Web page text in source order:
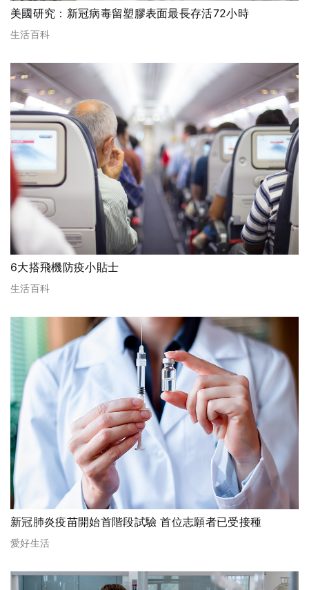
美國研究：新冠病毒留塑膠表面最長存活72小時
生活百科
6大搭飛機防疫小貼士
生活百科
新冠肺炎疫苗開始首階段試驗 首位志願者已受接種
愛好生活